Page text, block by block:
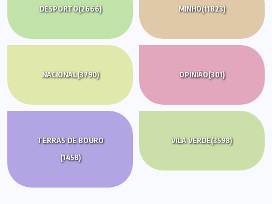
DESPORTO(2666) MINHO(11823)
NACIONAL(3790) OPINIÃO(301)
TERRAS DE BOURO
(1458)
VILA VERDE(3598)